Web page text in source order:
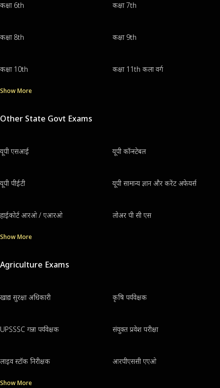
कक्षा 6th कक्षा 7th
कक्षा 8th कक्षा 9th
कक्षा 10th कक्षा 11th कला वर्ग
Show More
Other State Govt Exams
यूपी एसआई यूपी कॉन्स्टेबल
यूपी पीईटी यूपी सामान्य ज्ञान और करेंट अफेयर्स
हाईकोर्ट आरओ / एआरओ लोअर पी सी एस
Show More
Agriculture Exams
खाद्य सुरक्षा अधिकारी कृषि पर्यवेक्षक
UPSSSC गन्ना पर्यवेक्षक संयुक्त प्रवेश परीक्षा
लाइव स्टॉक निरीक्षक आरपीएससी एएओ
Show More